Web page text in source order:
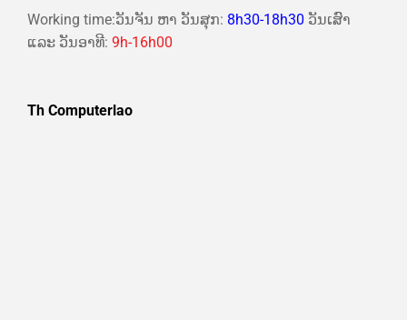
Working time:ວັນຈັນ ຫາ ວັນສຸກ: 8h30-18h30 ວັນເສົາ
ແລະ ວັນອາທີ: 9h-16h00
Th Computerlao